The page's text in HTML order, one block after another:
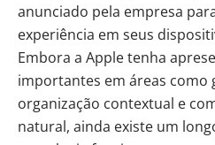
anunciado pela empresa
experiência em seus
Embora a Apple tenha
importantes em áreas como
organização contextual e
natural, ainda existe um